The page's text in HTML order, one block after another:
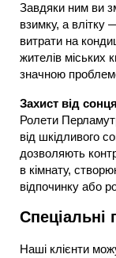
Завдяки ним ви
взимку, а
витрати на
жителів міських
значною
Захист від сонця
Ролети
від шкідливого
дозволяють
в кімнату,
відпочинку або
Спеціальні
Наші клієнти